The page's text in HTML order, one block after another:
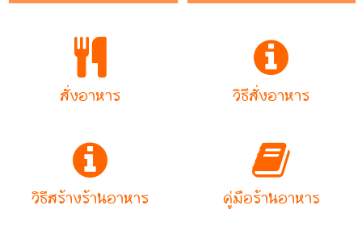
สั่งอาหาร วิธีสั่งอาหาร
วิธีสร้างร้านอาหาร คู่มือร้านอาหาร